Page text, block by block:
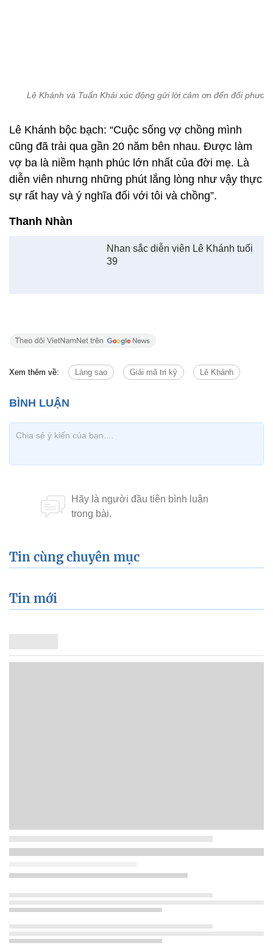
Lê Khánh và Tuấn Khải xúc động gửi lời cảm ơn đến đối
Lê Khánh bộc bạch: “Cuộc sống vợ chồng mình
cũng đã trải qua gần 20 năm bên nhau. Được làm
vợ ba là niềm hạnh phúc lớn nhất của đời mẹ. Là
diễn viên nhưng những phút lắng lòng như vậy thực
sự rất hay và ý nghĩa đối với tôi và chồng”.
Thanh Nhàn
Nhan sắc diễn viên Lê Khánh tuổi
39
Xem thêm về: Làng sao Giải mã tri kỷ Lê Khánh
Tin cùng chuyên mục
Tin mới